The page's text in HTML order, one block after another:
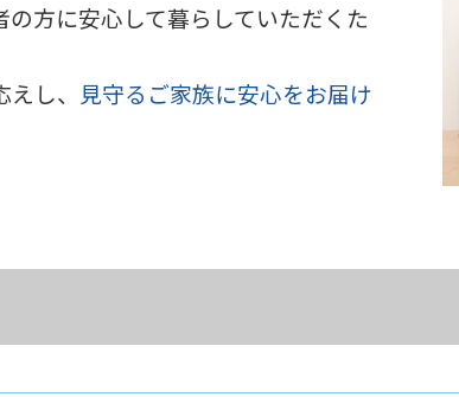
方に安心して暮らしていただくた
し、 見守るご家族に安心をお届け